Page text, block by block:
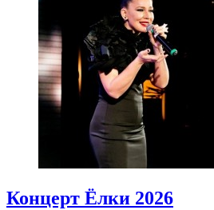
Концерт Ёлки 2026